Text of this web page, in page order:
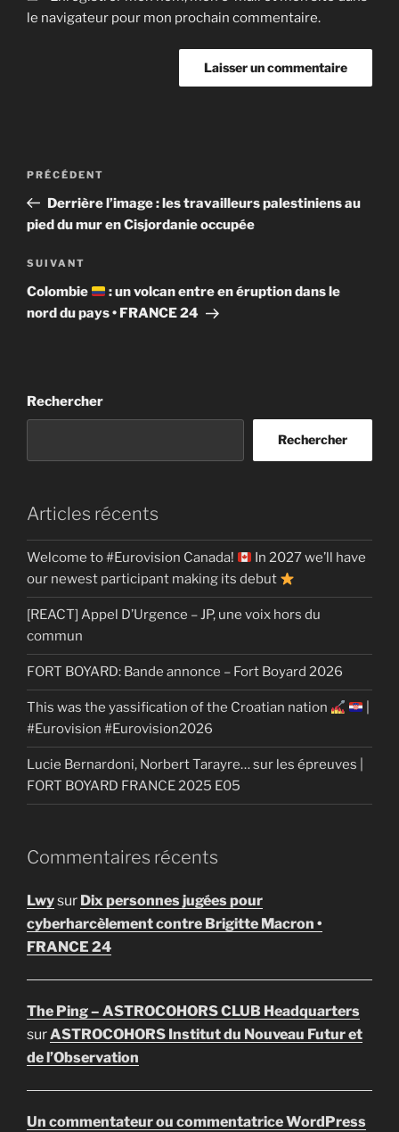
le navigateur pour mon prochain commentaire.
Navigation
l’article
Article
précédent
PRÉCÉDENT
Derrière l’image : les travailleurs palestiniens au
pied du mur en Cisjordanie occupée
Article
suivant
SUIVANT
Colombie
: un volcan entre en éruption dans le
nord du pays • FRANCE 24
Rechercher
Rechercher
Articles récents
Welcome to #Eurovision Canada!
In 2027 we’ll have
our newest participant making its debut
[REACT] Appel D’Urgence – JP, une voix hors du
commun
FORT BOYARD: Bande annonce – Fort Boyard 2026
This was the yassification of the Croatian nation
#Eurovision #Eurovision2026
Lucie Bernardoni, Norbert Tarayre… sur les épreuves |
FORT BOYARD FRANCE 2025 E05
Commentaires récents
Lwysur Dix personnes jugées pour
cyberharcèlement contre Brigitte Macron •
FRANCE 24
The Ping – ASTROCOHORS CLUB Headquarters
surASTROCOHORS Institut du Nouveau Futur et
de l’Observation
Un commentateur ou commentatrice WordPress